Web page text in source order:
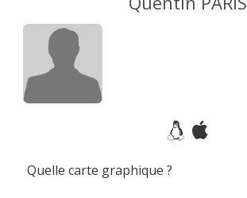
Quelle carte graphique ?